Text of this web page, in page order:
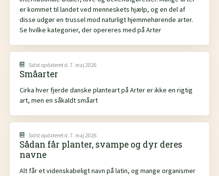
er kommet til landet ved menneskets hjælp, og en del af
disse udgør en trussel mod naturligt hjemmehørende arter.
Se hvilke kategorier, der opereres med på Arter
Sidst opdateret d. 7. maj 2026
Småarter
Cirka hver fjerde danske planteart på Arter er ikke en rigtig
art, men en såkaldt småart
Sidst opdateret d. 7. maj 2026
Sådan får planter, svampe og dyr deres
navne
Alt får et videnskabeligt navn på latin, og mange organismer